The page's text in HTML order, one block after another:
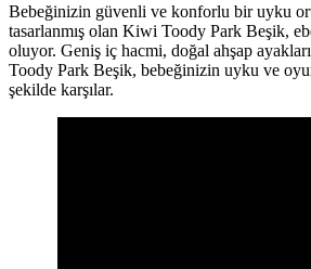
Bebeğinizin güvenli ve konforlu bir uyku
tasarlanmış olan Kiwi Toody Park Beşik,
oluyor. Geniş iç hacmi, doğal ahşap
Toody Park Beşik, bebeğinizin uyku ve
şekilde karşılar.